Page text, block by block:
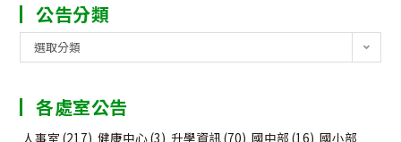
公告分類
告
類
選取分類
各處室公告
人事室 (217) 健康中心(3) 升學資訊(70) 國中部 (16) 國小部